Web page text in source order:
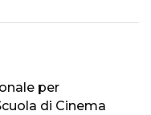
per
di Cinema